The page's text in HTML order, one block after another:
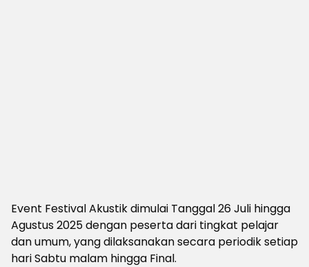
Event Festival Akustik dimulai Tanggal 26 Juli hingga
Agustus 2025 dengan peserta dari tingkat pelajar
dan umum, yang dilaksanakan secara periodik setiap
hari Sabtu malam hingga Final.